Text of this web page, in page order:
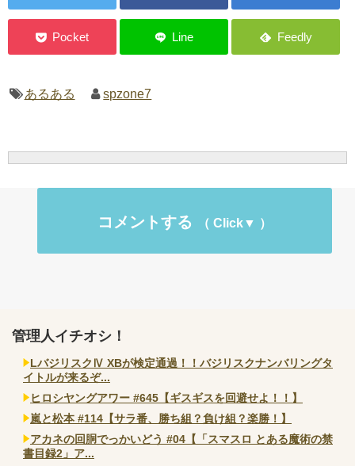
あるある spzone7
コメントする
管理人イチオシ！
LバジリスクⅣ XBが検定通過！！バジリスクナンバリングタ
イトルが来るぞ...
ヒロシヤングアワー #645【ギスギスを回避せよ！！】
嵐と松本 #114【サラ番、勝ち組？負け組？楽勝！】
アカネの回胴でっかいどう #04【「スマスロ とある魔術の禁
書目録2」ア...